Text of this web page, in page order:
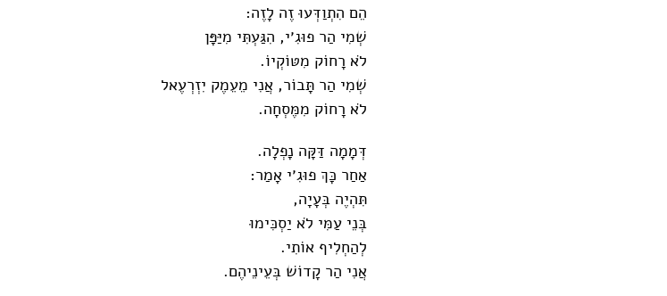
הֵם הִתְוַדְּעוּ זֶה לָזֶה:
שְׁמִי הַר פוּגִ׳י, הִגַּעְתִּי מִיַּפָּן
לֹא רָחוֹק מִטּוֹקְיוֹ.
שְׁמִי הַר תָּבוֹר, אֲנִי מֵעֵמֶק יִזְרְעֶאל
לֹא רָחוֹק מִמֶּסְחָה.
דְּמָמָה דַּקָּה נָפְלָה.
אַחַר כָּךְ פוּגִ׳י אָמַר:
תִּהְיֶה בְּעָיָה,
בְּנֵי עַמִּי לֹא יַסְכִּימוּ
לְהַחְלִיף אוֹתִי.
אֲנִי הַר קָדוֹשׁ בְּעֵינֵיהֶם.